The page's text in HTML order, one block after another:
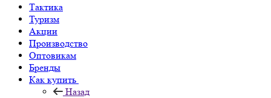
Тактика
Туризм
Акции
Производство
Оптовикам
Бренды
Как купить
Назад